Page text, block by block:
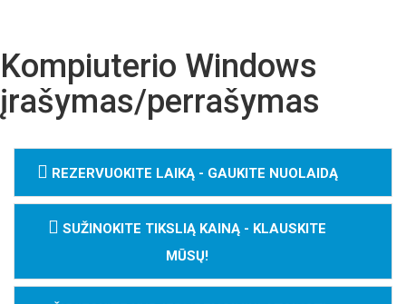
Kompiuterio Windows
įrašymas/perrašymas
REZERVUOKITE LAIKĄ - GAUKITE NUOLAIDĄ
SUŽINOKITE TIKSLIĄ KAINĄ - KLAUSKITE
MŪSŲ!